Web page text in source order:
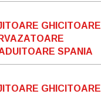
GHICITOARE
SPANIA
GHICITOARE